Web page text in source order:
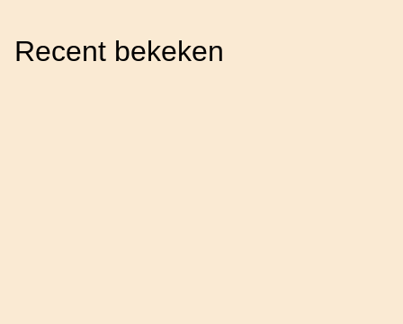
Recent bekeken